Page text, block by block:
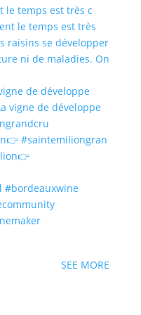
le temps est très c
de développe
#saintemiliongran
SEE MORE